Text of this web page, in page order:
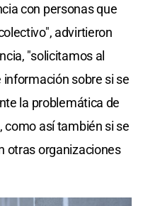
con personas que
advirtieron
"solicitamos al
sobre si se
la problemática de
como así también si se
otras organizaciones